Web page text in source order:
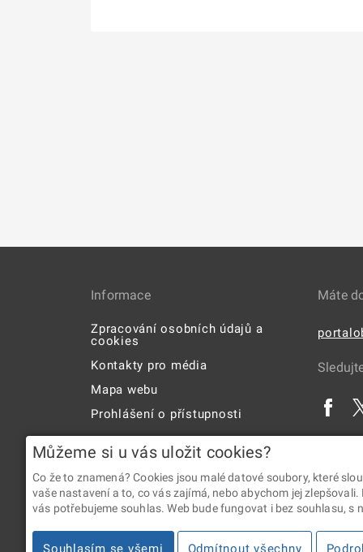
Informace
Zpracování osobních údajů a
cookies
Kontakty pro média
Mapa webu
Prohlášení o přístupnosti
Máte
Můžeme si u vás uložit cookies?
Co že to znamená? Cookies jsou malé datové soubory, které
vaše nastavení a to, co vás zajímá, nebo abychom jej
vás potřebujeme souhlas. Web bude fungovat i bez souhlasu, s
Souhlasím se všemi Odmítnout všechny